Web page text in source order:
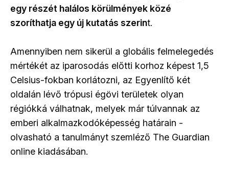
egy részét halálos körülmények közé
szoríthatja egy új kutatás szerint.
Amennyiben nem sikerül a globális felmelegedés
mértékét az iparosodás előtti korhoz képest 1,5
Celsius-fokban korlátozni, az Egyenlítő két
oldalán lévő trópusi égövi területek olyan
régiókká válhatnak, melyek már túlvannak az
emberi alkalmazkodóképesség határain -
olvasható a tanulmányt szemléző The Guardian
online kiadásában.